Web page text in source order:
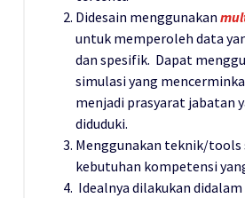
Didesain menggunakan
untuk memperoleh data
dan spesifik. Dapat
simulasi yang
menjadi prasyarat jabatan
diduduki.
Menggunakan teknik/tools
kebutuhan kompetensi
Idealnya dilakukan